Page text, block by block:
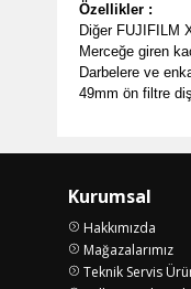
Özellikler :
Diğer FUJIFILM
Merceğe giren
Darbelere ve
49mm ön filtre
Kurumsal
Hakkımızda
Mağazalarımız
Teknik Servis